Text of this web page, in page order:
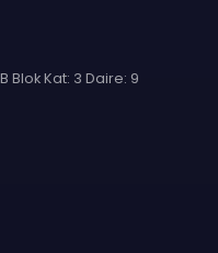
Blok Kat: 3 Daire: 9